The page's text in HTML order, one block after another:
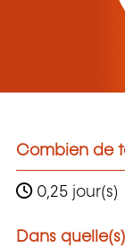
Combien de
0,25 jour(s)
Dans